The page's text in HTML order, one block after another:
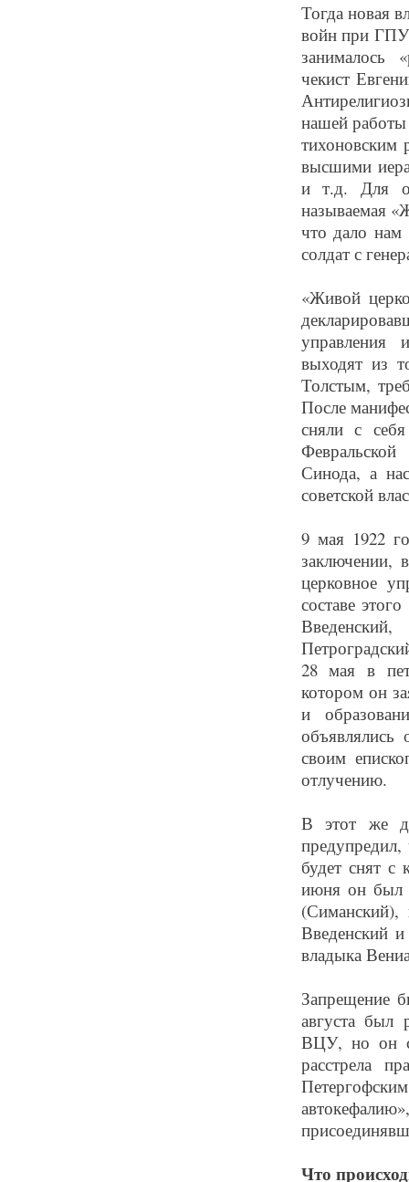
Тогда новая
войн при ГПУ
занималось
чекист
нашей работы
тихоновским
высшими
и т.д. Для
называемая
что дало нам
солдат с
«Живой
управления
выходят из
Толстым,
После
сняли с
Синода, а
советской
9 мая 1922
заключении,
церковное
составе
28 мая в
котором он
и
своим
отлучению.
В этот же
будет снят
июня он был
Введенский
владыка
Запрещение
августа был
ВЦУ, но он
расстрела
Что